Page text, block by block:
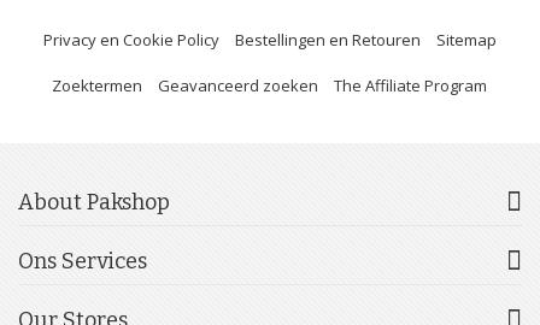
Privacy en Cookie Policy Bestellingen en Retouren Sitemap
Zoektermen Geavanceerd zoeken The Affiliate Program
About Pakshop
Ons Services